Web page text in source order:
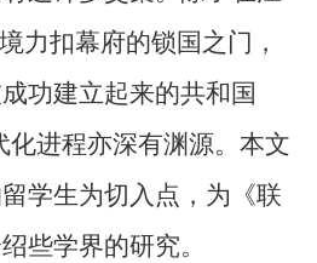
力扣幕府的锁国之门，
功建立起来的共和国
化进程亦深有渊源。本文
学生为切入点，为《联
些学界的研究。